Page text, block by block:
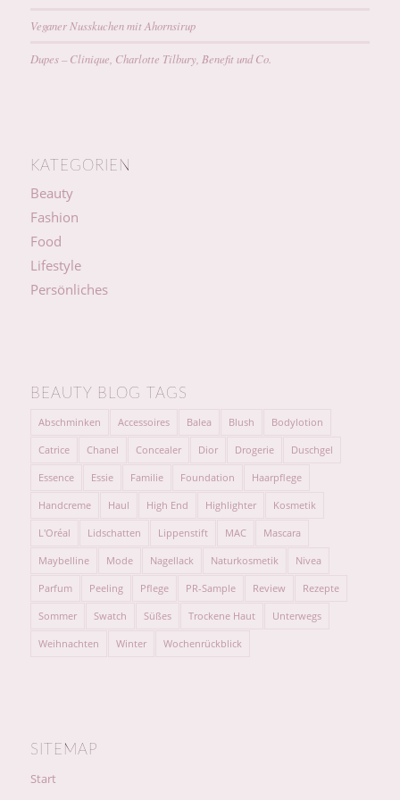
Veganer Nusskuchen mit Ahornsirup
Dupes – Clinique, Charlotte Tilbury, Benefit und Co.
KATEGORIEN
Beauty
Fashion
Food
Lifestyle
Persönliches
BEAUTY BLOG TAGS
Abschminken Accessoires Balea Blush Bodylotion
Catrice Chanel Concealer Dior Drogerie Duschgel
Essence Essie Familie Foundation Haarpflege
Handcreme Haul High End Highlighter Kosmetik
L'Oréal Lidschatten Lippenstift MAC Mascara
Maybelline Mode Nagellack Naturkosmetik Nivea
Parfum Peeling Pflege PR-Sample Review Rezepte
Sommer Swatch Süßes Trockene Haut Unterwegs
Weihnachten Winter Wochenrückblick
SITEMAP
Start